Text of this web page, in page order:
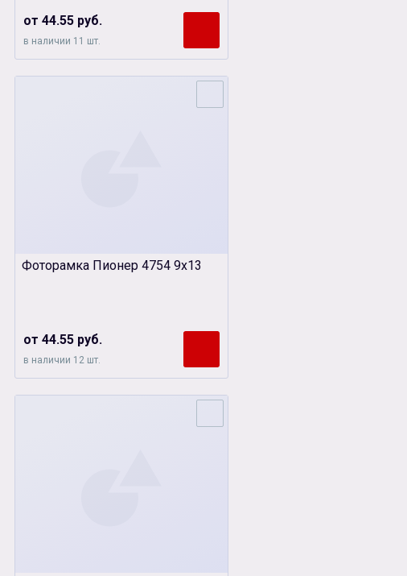
от 44.55 руб.
в наличии 11 шт.
Фоторамка Пионер 4754 9х13
от 44.55 руб.
в наличии 12 шт.